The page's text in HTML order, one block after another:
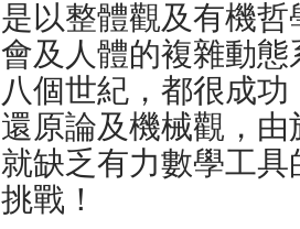
是以整體觀及有機
會及人體的複雜動
八個世紀，都很成
還原論及機械觀，
就缺乏有力數學工
挑戰！